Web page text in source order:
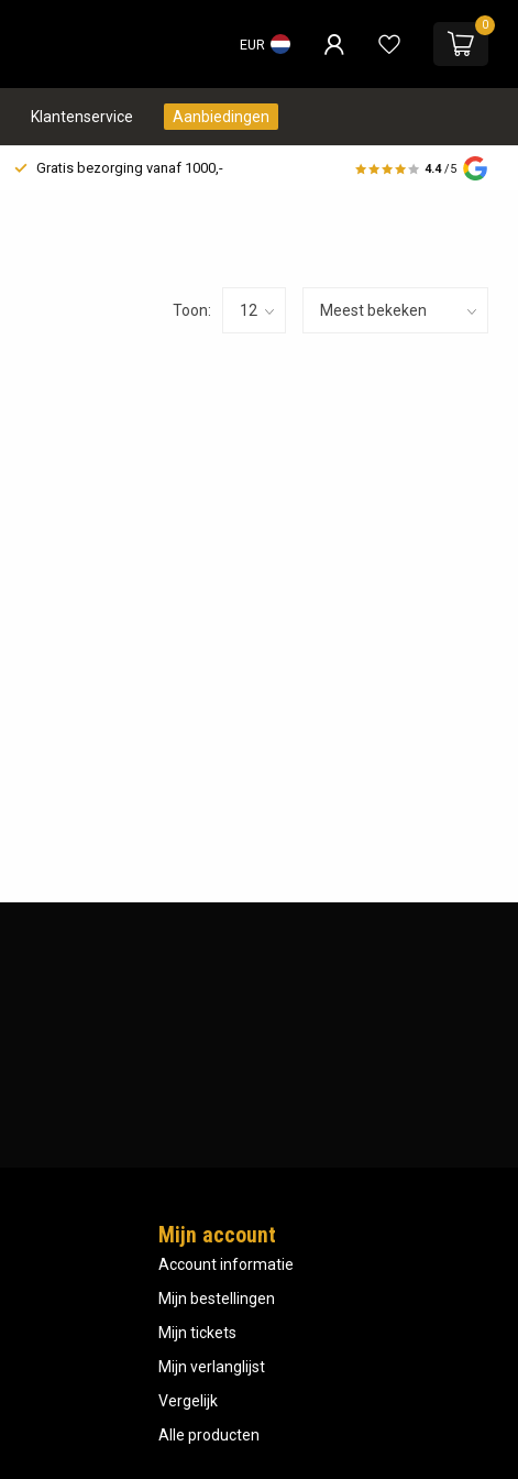
EUR
0
Klantenservice Aanbiedingen
Gratis bezorging vanaf 1000,- 4.4 /5
Toon:
Mijn account
Account informatie
Mijn bestellingen
Mijn tickets
Mijn verlanglijst
Vergelijk
Alle producten